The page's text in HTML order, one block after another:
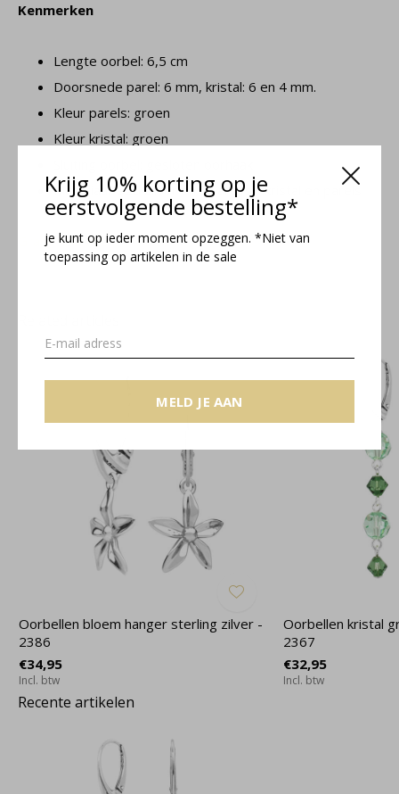
Krijg 10% korting op je
eerstvolgende bestelling*
je kunt op ieder moment opzeggen. *Niet van
toepassing op artikelen in de sale
MELD JE AAN
Kenmerken
Lengte oorbel: 6,5 cm
Doorsnede parel: 6 mm, kristal: 6 en 4 mm.
Kleur parels: groen
Kleur kristal: groen
Materiaal: 925 zilver en Swarovski kristal en parels
Grace collectie
Oorbellen bloem hanger sterling zilver -
2386
€34,95
Incl. btw
Oorbellen kristal
2367
€32,95
Incl. btw
Recente artikelen